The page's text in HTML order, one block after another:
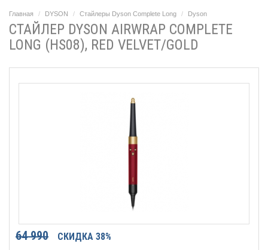
Главная DYSON Стайлеры Dyson Complete Long Dyson
СТАЙЛЕР DYSON AIRWRAP COMPLETE
LONG (HS08), RED VELVET/GOLD
64 990 СКИДКА 38%